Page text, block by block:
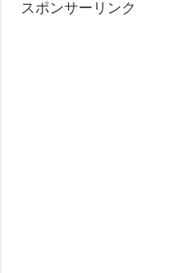
スポンサーリンク